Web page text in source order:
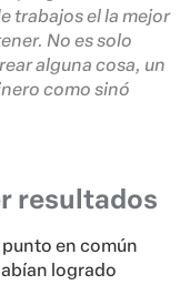
trabajos el la mejor
No es solo
alguna cosa, un
como sinó
resultados
en común
logrado